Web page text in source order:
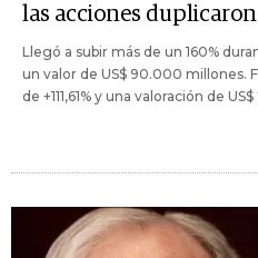
las acciones
Llegó a subir más de un 160%
un valor de US$ 90.000 millones.
de +111,61% y una valoración de